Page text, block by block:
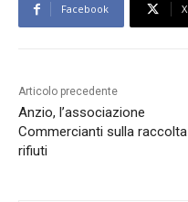
Facebook X
Articolo precedente
Anzio, l’associazione
Commercianti sulla raccolta
rifiuti